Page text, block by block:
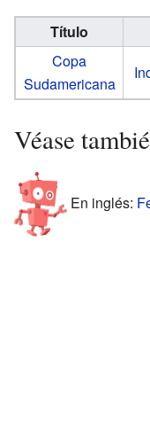
Título
Copa
Sudamericana
Véase
En inglés: